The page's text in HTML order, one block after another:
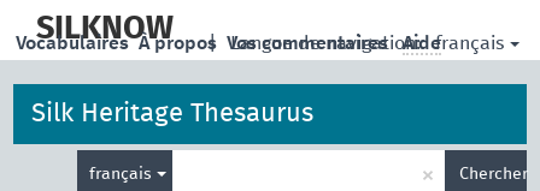
main
SILKNOW | Langue de navigation: français
Vocabulaires À propos Vos commentaires Aide
Silk Heritage Thesaurus
français × Chercher